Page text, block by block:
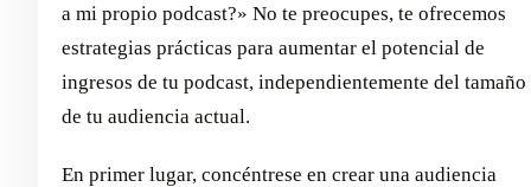
a mi propio podcast?» No te preocupes, te ofrecemos
estrategias prácticas para aumentar el potencial de
ingresos de tu podcast, independientemente del tamaño
de tu audiencia actual.
En primer lugar, concéntrese en crear una audiencia